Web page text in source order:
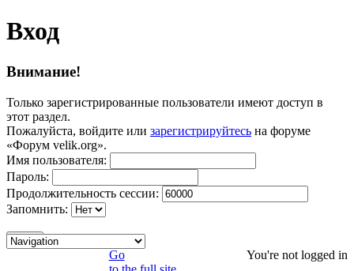
Вход
Внимание!
Только зарегистрированные пользователи имеют доступ в
этот раздел.
Пожалуйста, войдите или зарегистрируйтесь на форуме
«Форум velik.org».
Имя пользователя:
Пароль:
Продолжительность сессии:
Запомнить:
You're not logged in
Go